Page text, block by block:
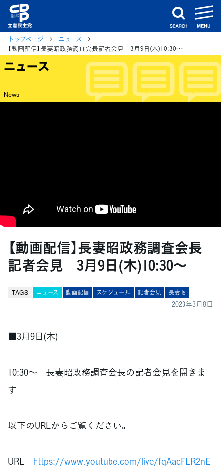
search
トップページ
ニュース
【動画配信】長妻昭政務調査会長記者会見 3月9日(木)10:30～
ニュース
News
【動画配信】長妻昭政務調査会長
記者会見 3月9日(木)10:30～
TAGS ニュース 動画配信 スケジュール 記者会見 長妻昭
2023年3月8日
■3月9日(木)
10:30～ 長妻昭政務調査会長の記者会見を開きま
す
以下のURLからご覧ください。
URL https://www.youtube.com/live/fqAacFLR2nE